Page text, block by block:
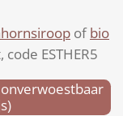
ofbio
code ESTHER5